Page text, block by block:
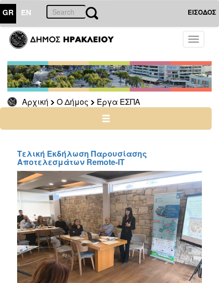
GR EN ΕΙΣΟΔΟΣ
Toggle
Αρχική Ο Δήμος Έργα ΕΣΠΑ
ΔΗΜΟΣ
Έργα
ΕΣΠΑ
ΕΣΠΑ
2021-
2027
Ανάκαμψης
βελτίωσης
οδικής
ασφάλειας
ΕΣΠΑ
Κρήτη
2020
ΕΣΠΑ
2014-
2020
Ανταγωνιστικότητα
Επιχειρηματικότητα
Τελική Εκδήλωση Παρουσίασης
Αποτελεσμάτων Remote-IT